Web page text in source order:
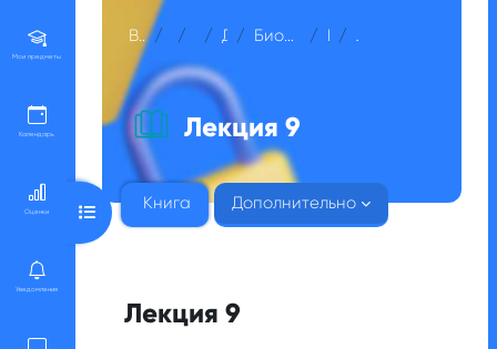
Мои предметы
Календарь
Оценки
Уведомления
В начало КурсыПрочее
Для гостей Биотехнология микроорганизмов Модуль 3
Лекция 9
Книга Дополнительно
Открыть оглавление курса
Лекция 9